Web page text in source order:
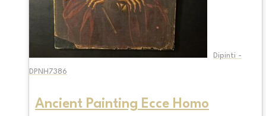
Dipinti -
DPNH7386
Ancient Painting Ecce Homo